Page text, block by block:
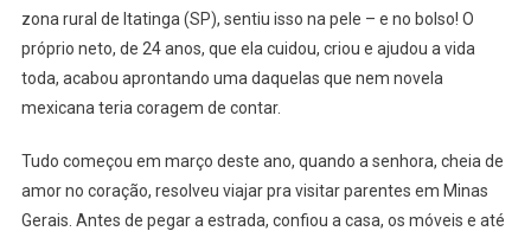
zona rural de Itatinga (SP), sentiu isso na pele – e no bolso! O
próprio neto, de 24 anos, que ela cuidou, criou e ajudou a vida
toda, acabou aprontando uma daquelas que nem novela
mexicana teria coragem de contar.
Tudo começou em março deste ano, quando a senhora, cheia de
amor no coração, resolveu viajar pra visitar parentes em Minas
Gerais. Antes de pegar a estrada, confiou a casa, os móveis e até